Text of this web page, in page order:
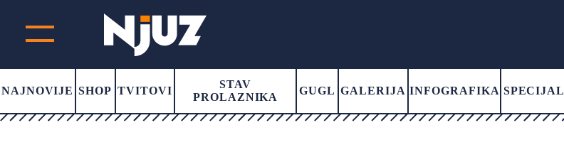
NAJNOVIJE SHOP TVITOVI
STAV
PROLAZNIKA
GUGL GALERIJA INFOGRAFIKA SPECIJAL